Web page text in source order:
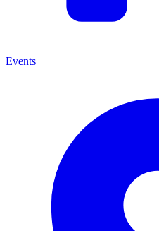
Events